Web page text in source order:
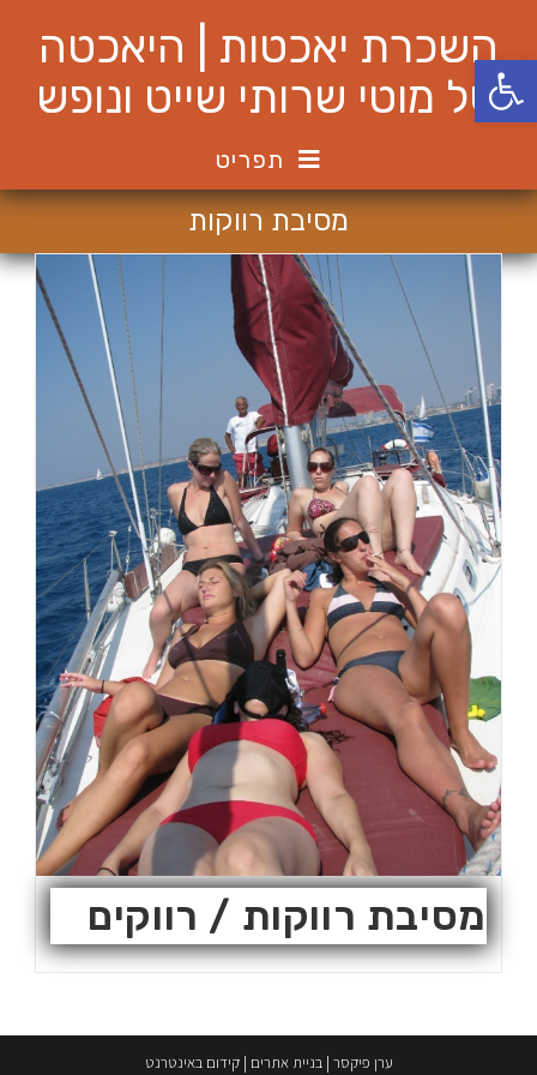
פתח סרגל נגישות
contentהשכרת יאכטות | היאכטה
של מוטי שרותי שייט ונופש
תפריט
מסיבת רווקות
מסיבת רווקות / רווקים
ערן פיקסר |בניית אתרים |קידום באינטרנט